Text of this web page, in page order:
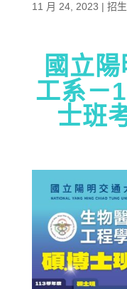
11 月 24, 2023 | 招
國立
工系－
士班